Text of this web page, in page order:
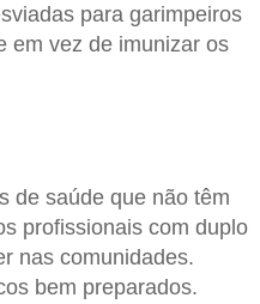
para garimpeiros
em vez de imunizar os
de saúde que não têm
profissionais com duplo
nas comunidades.
bem preparados.